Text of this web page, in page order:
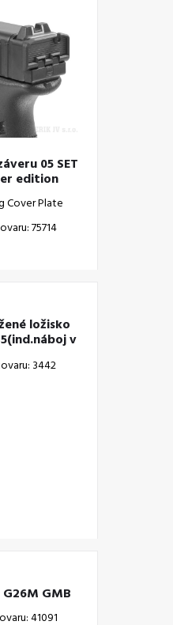
05 SET
edition
Cover Plate
75714
ložisko
v
3442
GMB
41091